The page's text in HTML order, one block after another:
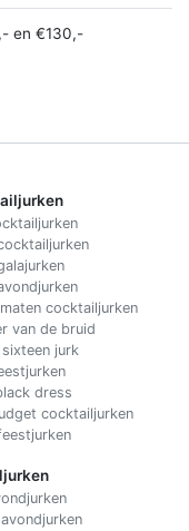
en €130,-
cocktailjurken
van de bruid
sixteen jurk
dress
cocktailjurken